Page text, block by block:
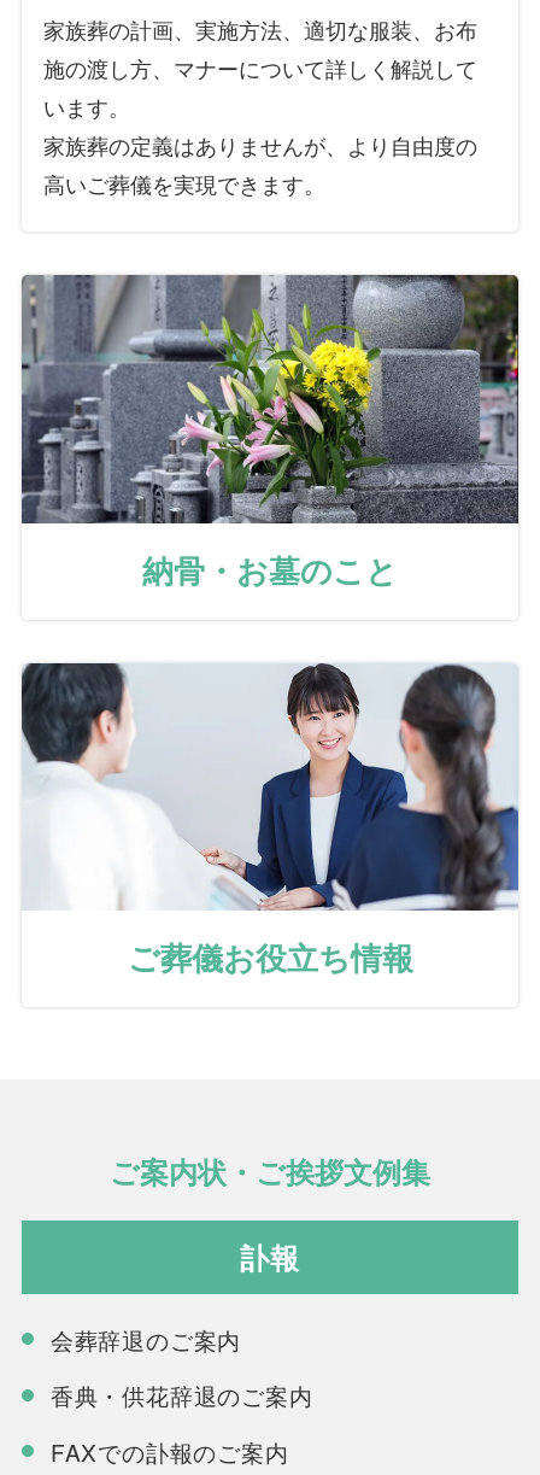
家族葬の計画、実施方法、適切な服装、お布
施の渡し方、マナーについて詳しく解説して
います。
家族葬の定義はありませんが、より自由度の
高いご葬儀を実現できます。
納骨・お墓のこと
ご葬儀お役立ち情報
ご案内状・ご挨拶文例集
訃報
会葬辞退のご案内
香典・供花辞退のご案内
FAXでの訃報のご案内